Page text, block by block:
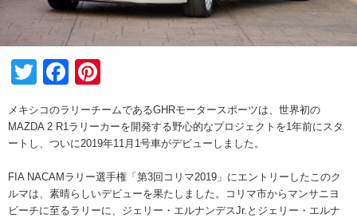
TwitterFacebook
メキシコのラリーチームであるGHRモータースポーツは、世界初の
MAZDA 2 R1ラリーカーを開発する野心的なプロジェクトを1年前にスタ
ートし、ついに2019年11月1号車がデビューしました。
FIA NACAMラリー選手権「第3回コリマ2019」にエントリーしたこのク
ルマは、素晴らしいデビューを果たしました。コリマ市からマンサニヨ
ビーチに至るラリーに、ジェリー・エルナンデスJr.とジェリー・エルナ